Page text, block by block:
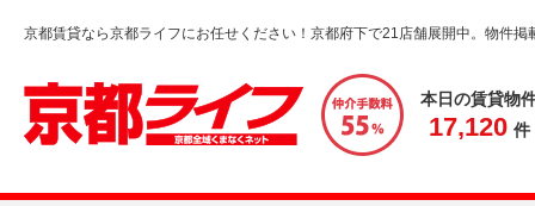
京都賃貸なら京都ライフにお任せください！京都府下で21店舗展開中。物件掲
本日の賃貸物
17,120 件